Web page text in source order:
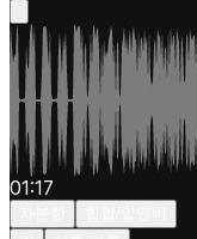
01:17